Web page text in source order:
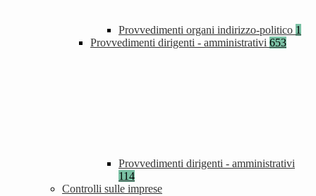
Provvedimenti organi indirizzo-politico 1
Provvedimenti dirigenti - amministrativi 653
Provvedimenti dirigenti - amministrativi
114
Controlli sulle imprese